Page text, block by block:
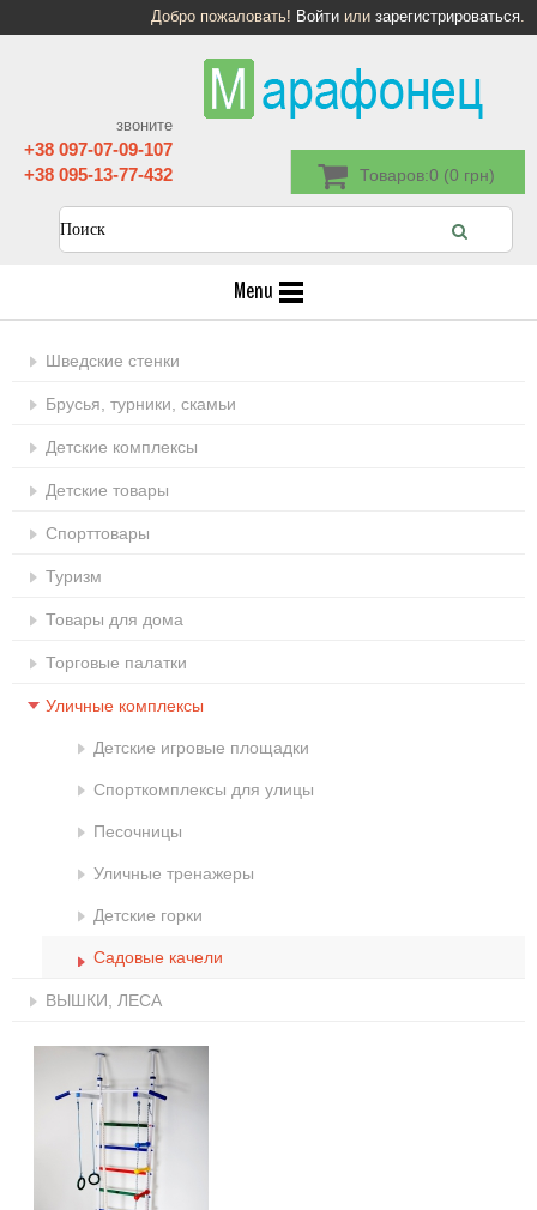
Добро пожаловать! Войти или зарегистрироваться.
Товаров:0 (0 грн)
звоните
+38 097-07-09-107
+38 095-13-77-432
Menu
Шведские стенки
Брусья, турники, скамьи
Детские комплексы
Детские товары
Спорттовары
Туризм
Товары для дома
Торговые палатки
Уличные комплексы
Детские игровые площадки
Спорткомплексы для улицы
Песочницы
Уличные тренажеры
Детские горки
Садовые качели
ВЫШКИ, ЛЕСА